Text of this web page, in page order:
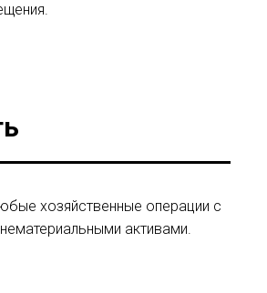
хозяйственные операции с
активами.